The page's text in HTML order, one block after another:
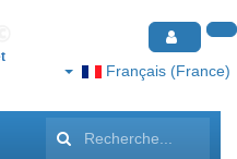
Français (France)
Rechercher